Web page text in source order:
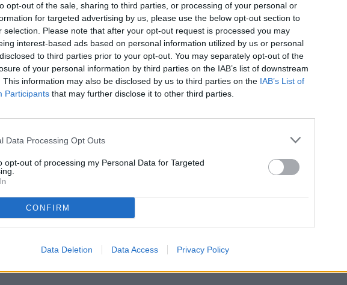
opt-out of the sale, sharing to third parties, or processing of your personal or
for targeted advertising by us, please use the below opt-out section to
selection. Please note that after your opt-out request is processed you may
interest-based ads based on personal information utilized by us or personal
to third parties prior to your opt-out. You may separately opt-out of the
of your personal information by third parties on the IAB’s list of downstream
This information may also be disclosed by us to third parties on the IAB’s List of
Participants that may further disclose it to other third parties.
Data Processing Opt Outs
opt-out of processing my Personal Data for Targeted
CONFIRM
Data Deletion Data Access Privacy Policy
alla via Nazionale, Futura Casa propone in vendita un lotto di te..
ad ogni servizio e attività, in piena zona residenziale, fronte..